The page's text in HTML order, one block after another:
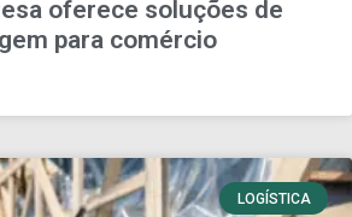
oferece soluções de
para comércio
LOGÍSTICA